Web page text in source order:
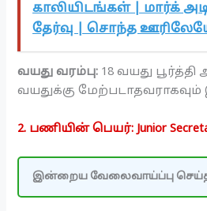
காலியிடங்கள் | மார்க்
தேர்வு | சொந்த
வயது வரம்பு: 18 வயது
வயதுக்கு
2. பணியின் பெயர்: Junior
இன்றைய வேலைவாய்ப்பு